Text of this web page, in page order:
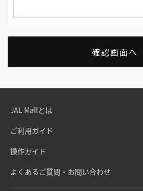
JAL Mallとは
ご利用ガイド
操作ガイド
よくあるご質問・お問い合わせ